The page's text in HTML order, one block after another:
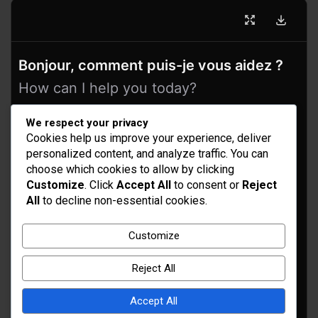
Bonjour, comment puis-je vous aidez ?
How can I help you today?
Idées d’aménagement et déco
Choix d'outillage et de matériaux
We respect your privacy
Cookies help us improve your experience, deliver
personalized content, and analyze traffic. You can
choose which cookies to allow by clicking
Customize. Click Accept All to consent or Reject
All to decline non-essential cookies.
Customize
Reject All
Accept All